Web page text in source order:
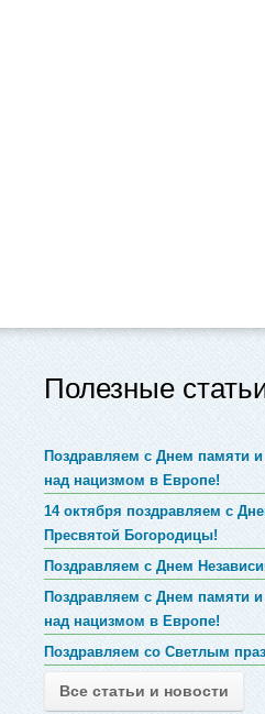
Полезные
Поздравляем с Днем памяти
над нацизмом в Европе!
14 октября поздравляем с
Пресвятой Богородицы!
Поздравляем с Днем
Поздравляем с Днем памяти
над нацизмом в Европе!
Поздравляем со Светлым
Все статьи и новости